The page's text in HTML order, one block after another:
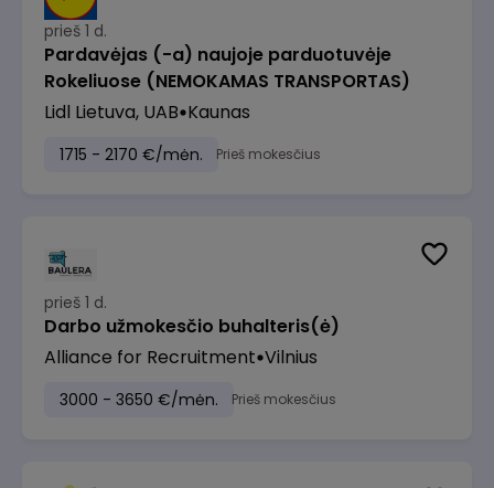
prieš 1 d.
Pardavėjas (-a) naujoje parduotuvėje
Rokeliuose (NEMOKAMAS TRANSPORTAS)
Lidl Lietuva, UAB Kaunas
1715 - 2170 €/mėn. Prieš mokesčius
prieš 1 d.
Darbo užmokesčio buhalteris(ė)
Alliance for Recruitment Vilnius
3000 - 3650 €/mėn. Prieš mokesčius